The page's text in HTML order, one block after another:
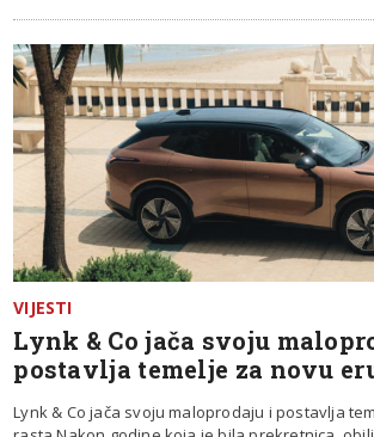
VIJESTI
Lynk & Co jača svoju
postavlja temelje za novu
Lynk & Co jača svoju maloprodaju i postavlja